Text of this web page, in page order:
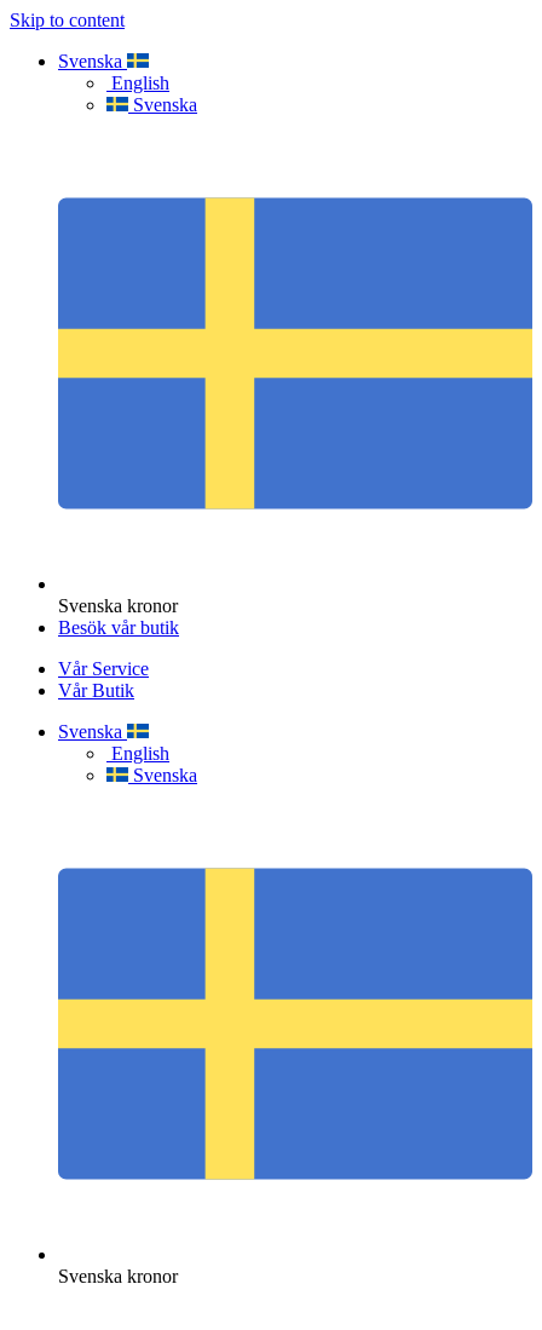
Skip to content
Svenska
English
Svenska
Svenska kronor
Besök vår butik
Vår Service
Vår Butik
Svenska
English
Svenska
Svenska kronor